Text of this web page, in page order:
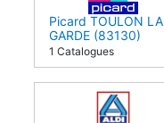
Picard TOULON LA
GARDE (83130)
1 Catalogues